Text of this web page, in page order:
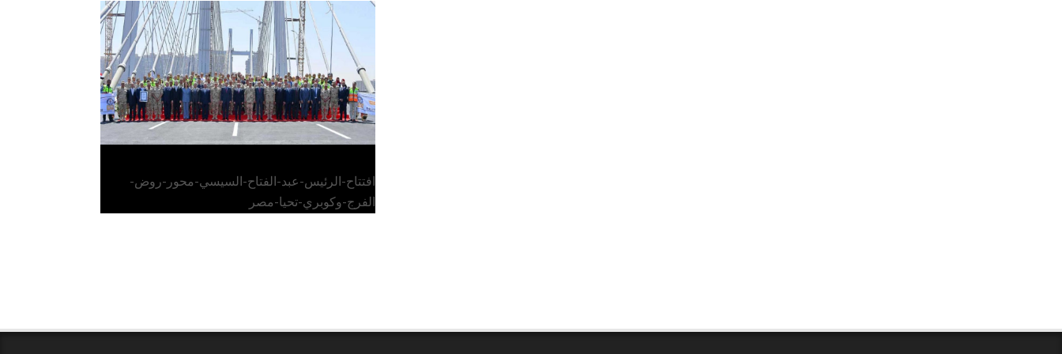
الرئيس عبد الفتاح السيسي يفتتح محور روض
الفرج وكوبري تحيا مصر
افتتاح-الرئيس-عبد-الفتاح-السيسي-محور-روض-
الفرج-وكوبري-تحيا-مصر